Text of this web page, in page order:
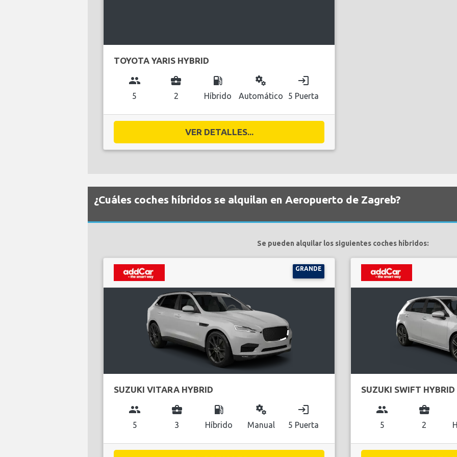
TOYOTA YARIS HYBRID
group
5
business_center
2
local_gas_station
Híbrido
miscellaneous_services
Automático
login
5 Puerta
VER DETALLES...
¿Cuáles coches híbridos se alquilan en Aeropuerto de Zagreb?
Se pueden alquilar los siguientes coches híbridos:
GRANDE
SUZUKI VITARA HYBRID
group
5
business_center
3
local_gas_station
Híbrido
miscellaneous_services
Manual
login
5 Puerta
SUZUKI SWIFT HYBRID
group
5
business_center
2